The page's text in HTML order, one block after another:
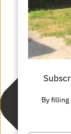
By filling